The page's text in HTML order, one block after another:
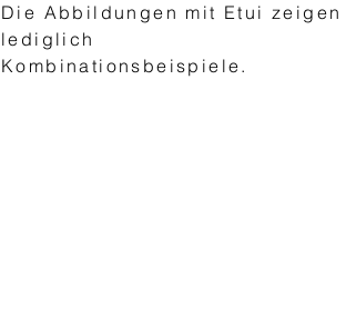
Die Abbildungen mit Etui zeigen
lediglich
Kombinationsbeispiele.